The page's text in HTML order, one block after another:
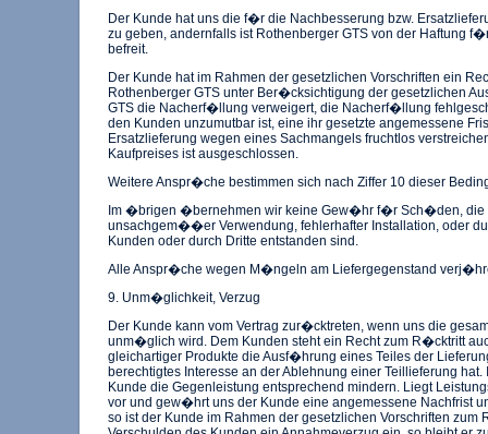
Der Kunde hat uns die f�r die Nachbesserung bzw.
zu geben, andernfalls ist Rothenberger GTS von der Haftung
befreit.
Der Kunde hat im Rahmen der gesetzlichen Vorschriften ein
Rothenberger GTS unter Ber�cksichtigung der gesetzlichen
GTS die Nacherf�llung verweigert, die Nacherf�llung
den Kunden unzumutbar ist, eine ihr gesetzte angemessene
Ersatzlieferung wegen eines Sachmangels fruchtlos
Kaufpreises ist ausgeschlossen.
Weitere Anspr�che bestimmen sich nach Ziffer 10 dieser
Im �brigen �bernehmen wir keine Gew�hr f�r Sch�den, die
unsachgem��er Verwendung, fehlerhafter Installation, oder
Kunden oder durch Dritte entstanden sind.
Alle Anspr�che wegen M�ngeln am Liefergegenstand
9. Unm�glichkeit, Verzug
Der Kunde kann vom Vertrag zur�cktreten, wenn uns die
unm�glich wird. Dem Kunden steht ein Recht zum R�cktritt
gleichartiger Produkte die Ausf�hrung eines Teiles der
berechtigtes Interesse an der Ablehnung einer Teillieferung
Kunde die Gegenleistung entsprechend mindern. Liegt
vor und gew�hrt uns der Kunde eine angemessene Nachfrist
so ist der Kunde im Rahmen der gesetzlichen Vorschriften zum